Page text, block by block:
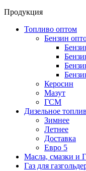
Продукция
Топливо оптом
Бензин
Керосин
Мазут
ГСМ
Дизельное
Зимнее
Летнее
Доставка
Евро 5
Масла, смазки и
Газ для